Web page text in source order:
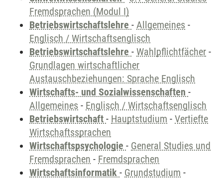
Fremdsprachen (Modul I)
Betriebswirtschaftslehre - Allgemeines -
Englisch / Wirtschaftsenglisch
Betriebswirtschaftslehre - Wahlpflichtfächer -
Grundlagen wirtschaftlicher
Austauschbeziehungen: Sprache Englisch
Wirtschafts- und Sozialwissenschaften -
Allgemeines - Englisch / Wirtschaftsenglisch
Betriebswirtschaft - Hauptstudium - Vertiefte
Wirtschaftssprachen
Wirtschaftspsychologie - General Studies und
Fremdsprachen - Fremdsprachen
Wirtschaftsinformatik - Grundstudium -